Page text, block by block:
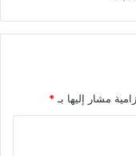
مشار إليها بـ *